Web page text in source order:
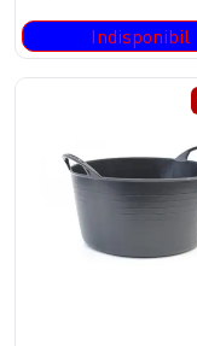
Indisponibil